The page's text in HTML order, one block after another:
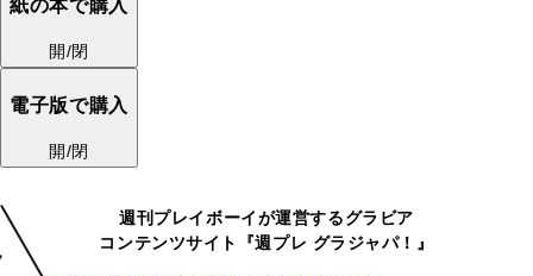
紙の本で購入
開/閉
電子版で購入
開/閉
週刊プレイボーイが運営するグラビア
コンテンツサイト『週プレ グラジャパ！』